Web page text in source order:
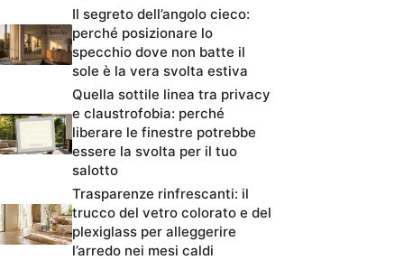
Il segreto dell’angolo cieco:
perché posizionare lo
specchio dove non batte il
sole è la vera svolta estiva
Quella sottile linea tra privacy
e claustrofobia: perché
liberare le finestre potrebbe
essere la svolta per il tuo
salotto
Trasparenze rinfrescanti: il
trucco del vetro colorato e del
plexiglass per alleggerire
l’arredo nei mesi caldi